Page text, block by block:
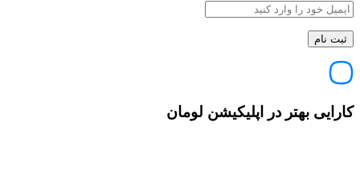
کارایی بهتر در اپلیکیشن لومان